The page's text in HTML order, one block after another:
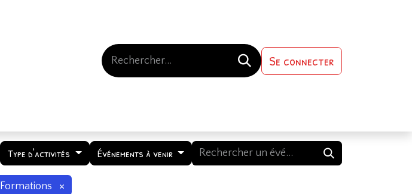
Se connecter
Type d'activités Événements à venir
Formations ×